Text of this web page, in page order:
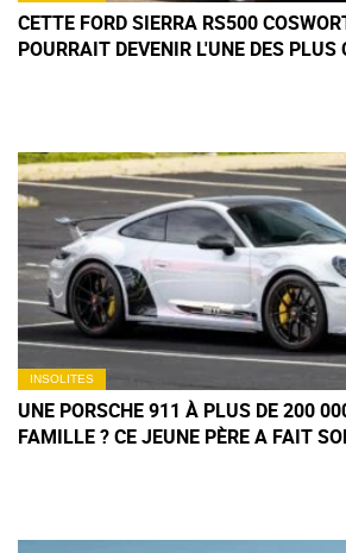
CETTE FORD SIERRA RS500
POURRAIT DEVENIR L'UNE DES PLUS
INSOLITES
UNE PORSCHE 911 À PLUS DE 200
FAMILLE ? CE JEUNE PÈRE A FAIT